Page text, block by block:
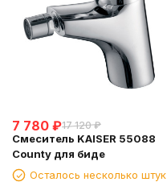
7 780 ₽17 120 ₽
Смеситель KAISER 55088
County для биде
Осталось несколько штук